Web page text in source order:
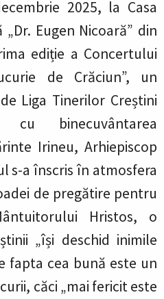
2025, la Casa
Eugen Nicoară” din
ediție a Concertului
de Crăciun”, un
Liga Tinerilor Creștini
cu binecuvântarea
Irineu, Arhiepiscop
s-a înscris în atmosfera
de pregătire pentru
Hristos, o
„își deschid inimile
fapta cea bună este un
căci „mai fericit este